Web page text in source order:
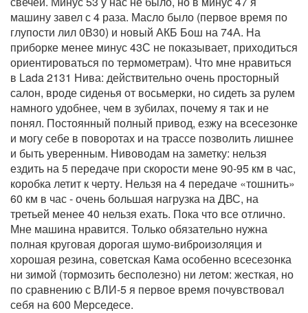
машину завел с 4 раза. Масло было (первое время по
глупости лил 0В30) и новый АКБ Бош на 74А. На
приборке менее минус 43С не показывает, приходиться
ориентироваться по термометрам). Что мне нравиться
в Lada 2131 Нива: действительно очень просторный
салон, вроде сиденья от восьмерки, но сидеть за рулем
намного удобнее, чем в зубилах, почему я так и не
понял. Постоянный полный привод, езжу на всесезонке
и могу себе в поворотах и на трассе позволить лишнее
и быть уверенным. Нивоводам на заметку: нельзя
ездить на 5 передаче при скорости мене 90-95 км в час,
коробка летит к черту. Нельзя на 4 передаче «тошнить»
60 км в час - очень большая нагрузка на ДВС, на
третьей менее 40 нельзя ехать. Пока что все отлично.
Мне машина нравится. Только обязательно нужна
полная круговая дорогая шумо-виброизоляция и
хорошая резина, советская Кама особенно всесезонка
ни зимой (тормозить бесполезно) ни летом: жесткая, но
по сравнению с ВЛИ-5 я первое время почувствовал
себя на 600 Мерседесе.